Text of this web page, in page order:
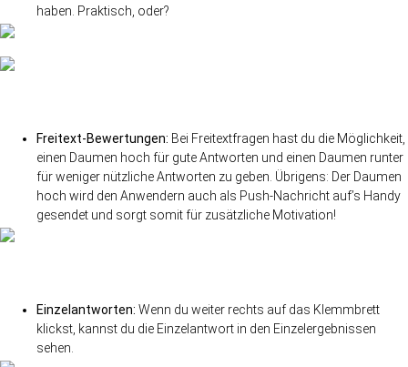
haben. Praktisch, oder?
Freitext-Bewertungen: Bei Freitextfragen hast du die Möglichkeit,
einen Daumen hoch für gute Antworten und einen Daumen runter
für weniger nützliche Antworten zu geben. Übrigens: Der Daumen
hoch wird den Anwendern auch als Push-Nachricht auf’s Handy
gesendet und sorgt somit für zusätzliche Motivation!
Einzelantworten: Wenn du weiter rechts auf das Klemmbrett
klickst, kannst du die Einzelantwort in den Einzelergebnissen
sehen.